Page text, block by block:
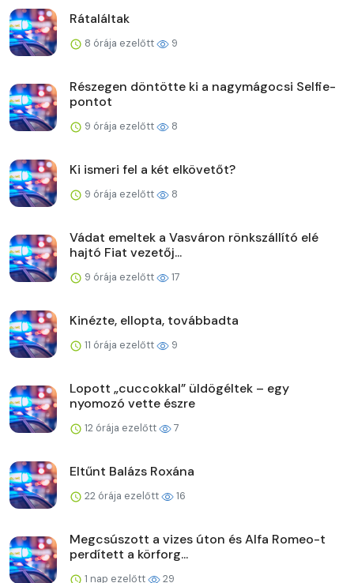
Rátaláltak
8 órája ezelőtt 9
Részegen döntötte ki a nagymágocsi Selfie-
pontot
9 órája ezelőtt 8
Ki ismeri fel a két elkövetőt?
9 órája ezelőtt 8
Vádat emeltek a Vasváron rönkszállító elé
hajtó Fiat vezetőj...
9 órája ezelőtt 17
Kinézte, ellopta, továbbadta
11 órája ezelőtt 9
Lopott „cuccokkal” üldögéltek – egy
nyomozó vette észre
12 órája ezelőtt 7
Eltűnt Balázs Roxána
22 órája ezelőtt 16
Megcsúszott a vizes úton és Alfa Romeo-t
perdített a körforg...
1 nap ezelőtt 29